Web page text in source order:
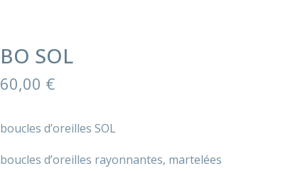
BO SOL
60,00 €
boucles d’oreilles SOL
boucles d’oreilles rayonnantes, martelées